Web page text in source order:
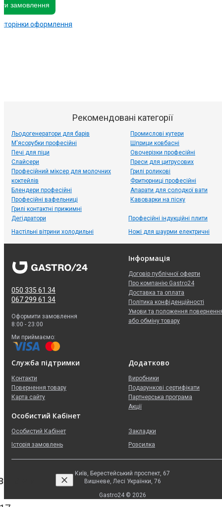
замовлення
оформлення
Рекомендовані категорії
Льодогенератори для барів
М'ясорубки професійні
Печі для піци
Слайсери
Промислові кутери
Шприци ковбасні
Овочерізки професійні
Преси для цитрусових
Професійний міксер для молочних
коктейлів
Блендери професійні
Професійні вафельниці
Грилі контактні прижимні
Грилі роликові
Фритюрниці професійні
Апарати для солодкої вати
Кавоварки на піску
Дегідратори
Настільні вітрини холодильні
Професійні індукційні плити
Ножі для шаурми електричні
050 335 61 34
067 299 61 34
Оформити замовлення
8:00 - 23:00
Ми приймаємо:
Інформація
Договір публічної оферти
Про компанію Gastro24
Доставка та оплата
Політика конфіденційності
Умови та положення
або обміну товару
Служба підтримки
Контакти
Повернення товару
Карта сайту
Додатково
Виробники
Подарункові сертифікати
Партнерська програма
Акції
Особистий Кабінет
Особистий Кабінет
Історія замовлень
Закладки
Розсилка
Київ, Берестейський проспект, 67
Вишневе, Лесі Українки, 76
Gastro24 © 2026
нами